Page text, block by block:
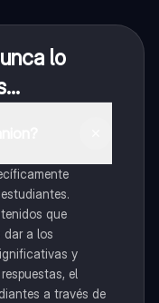
lo
que
dar a los
y
el
a través de